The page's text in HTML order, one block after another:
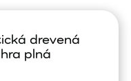
drevená
plná